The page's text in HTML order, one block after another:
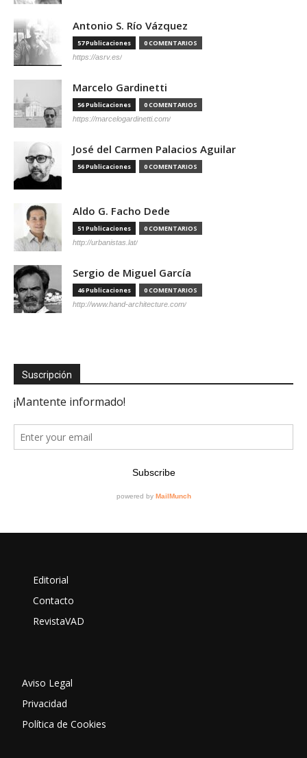
Antonio S. Río Vázquez
57 Publicaciones 0 COMENTARIOS
https://asrv.es/
Marcelo Gardinetti
56 Publicaciones 0 COMENTARIOS
https://marcelogardinetti.com/
José del Carmen Palacios Aguilar
56 Publicaciones 0 COMENTARIOS
Aldo G. Facho Dede
51 Publicaciones 0 COMENTARIOS
http://urbanistas.lat/
Sergio de Miguel García
46 Publicaciones 0 COMENTARIOS
http://www.hand-architecture.com/
Suscripción
Editorial
Contacto
RevistaVAD
Aviso Legal
Privacidad
Política de Cookies